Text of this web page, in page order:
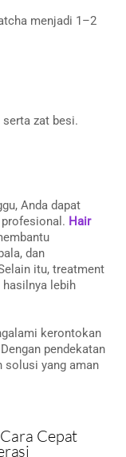
menjadi 1–2
zat besi.
Anda dapat
Hair
dan
itu, treatment
lebih
kerontokan
pendekatan
solusi yang aman
Cepat